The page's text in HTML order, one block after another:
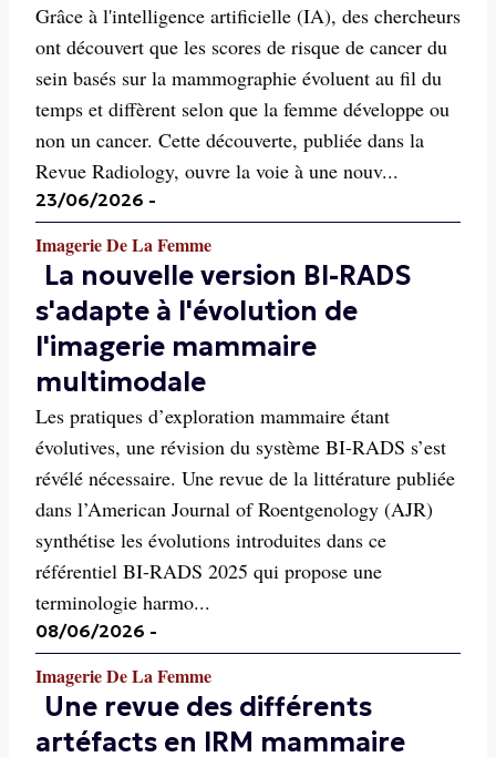
Grâce à l'intelligence artificielle (IA), des chercheurs
ont découvert que les scores de risque de cancer du
sein basés sur la mammographie évoluent au fil du
temps et diffèrent selon que la femme développe ou
non un cancer. Cette découverte, publiée dans la
Revue Radiology, ouvre la voie à une nouv...
23/06/2026 -
Imagerie De La Femme
La nouvelle version BI-RADS
s'adapte à l'évolution de
l'imagerie mammaire
multimodale
Les pratiques d’exploration mammaire étant
évolutives, une révision du système BI-RADS s’est
révélé nécessaire. Une revue de la littérature publiée
dans l’American Journal of Roentgenology (AJR)
synthétise les évolutions introduites dans ce
référentiel BI-RADS 2025 qui propose une
terminologie harmo...
08/06/2026 -
Imagerie De La Femme
Une revue des différents
artéfacts en IRM mammaire